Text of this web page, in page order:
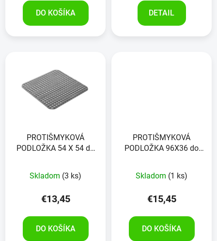
DO KOŠÍKA DETAIL
PROTIŠMYKOVÁ
PODLOŽKA 54 X 54 do
Skladom (3 ks)
€13,45
DO KOŠÍKA
PROTIŠMYKOVÁ
PODLOŽKA 96X36 do
Skladom (1 ks)
€15,45
DO KOŠÍKA